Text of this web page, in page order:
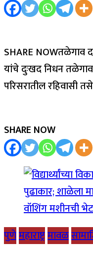
SHARE NOWतळेगाव
यांचे दुःखद निधन
परिसरातील रहिवासी
SHARE NOW
पुणेमहाराष्ट्रमावळ